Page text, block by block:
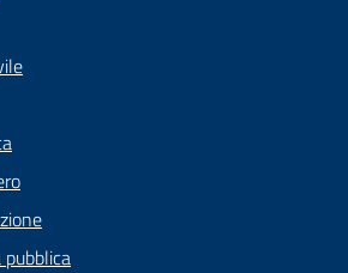
pubblica